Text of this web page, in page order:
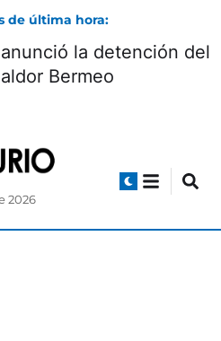
de última hora:
la detención del
Bermeo
2026